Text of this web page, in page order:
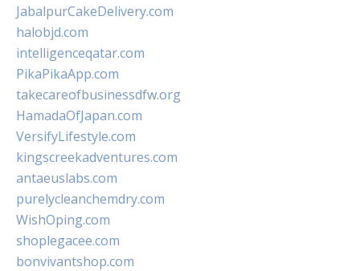
JabalpurCakeDelivery.com
halobjd.com
intelligenceqatar.com
PikaPikaApp.com
takecareofbusinessdfw.org
HamadaOfJapan.com
VersifyLifestyle.com
kingscreekadventures.com
antaeuslabs.com
purelycleanchemdry.com
WishOping.com
shoplegacee.com
bonvivantshop.com